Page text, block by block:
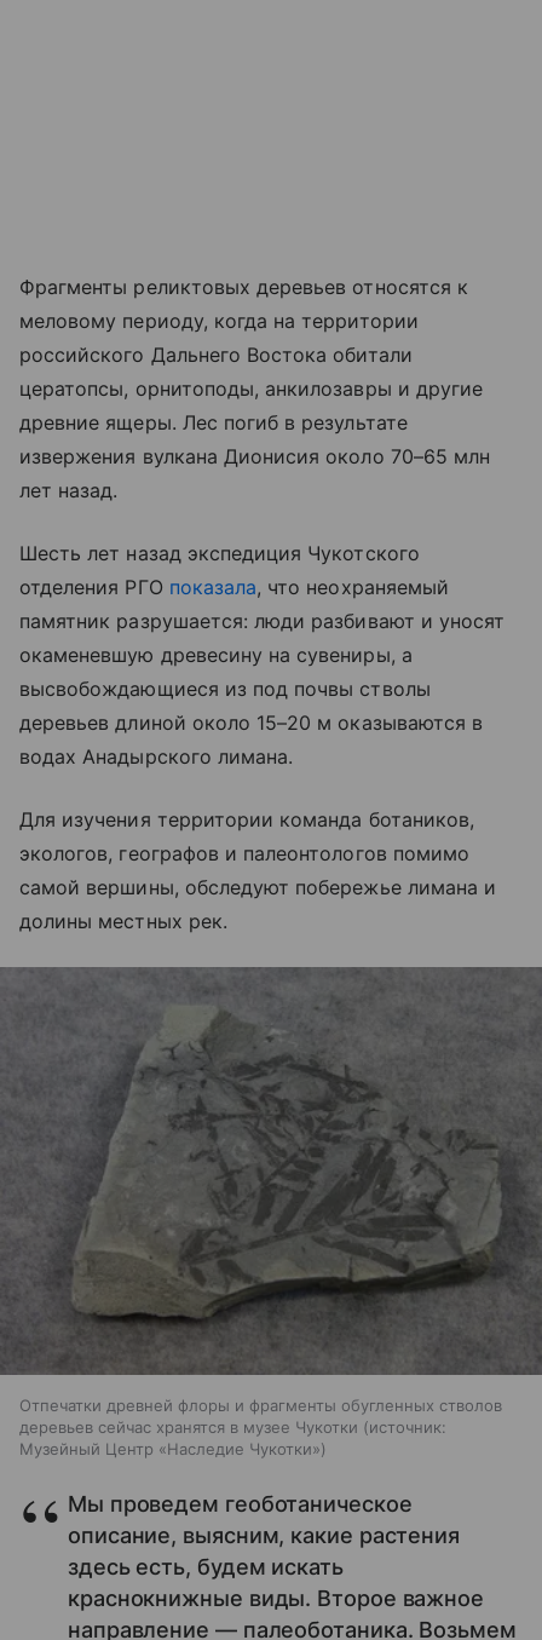
Фрагменты реликтовых деревьев относятся к
меловому периоду, когда на территории
российского Дальнего Востока обитали
цератопсы, орнитоподы, анкилозавры и другие
древние ящеры. Лес погиб в результате
извержения вулкана Дионисия около 70–65 млн
лет назад.
Шесть лет назад экспедиция Чукотского
отделения РГО показала, что неохраняемый
памятник разрушается: люди разбивают и уносят
окаменевшую древесину на сувениры, а
высвобождающиеся из под почвы стволы
деревьев длиной около 15–20 м оказываются в
водах Анадырского лимана.
Для изучения территории команда ботаников,
экологов, географов и палеонтологов помимо
самой вершины, обследуют побережье лимана и
долины местных рек.
Отпечатки древней флоры и фрагменты обугленных стволов
деревьев сейчас хранятся в музее Чукотки
источник:
Музейный Центр «Наследие Чукотки»
Мы проведем геоботаническое
описание, выясним, какие растения
здесь есть, будем искать
краснокнижные виды. Второе важное
направление — палеоботаника. Возьмем